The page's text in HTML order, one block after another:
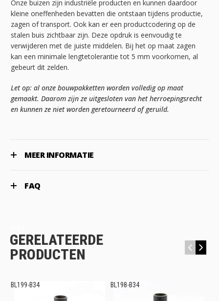
Onze buizen zijn industriële producten en kunnen daardoor
kleine oneffenheden bevatten die ontstaan tijdens productie,
zagen of transport. Ook kan er een productcodering op de
stalen buis zichtbaar zijn. Deze opdruk is eenvoudig te
verwijderen met de juiste middelen. Bij het op maat zagen
kan een minimale lengtetolerantie tot 5 mm voorkomen, al
gebeurt dit zelden.
Let op: al onze bouwpakketten worden volledig op maat
gemaakt. Daarom zijn ze uitgesloten van het herroepingsrecht
en kunnen ze niet worden geretourneerd of geruild.
MEER INFORMATIE
FAQ
GERELATEERDE
PRODUCTEN
‹ ›
BL199-B34 BL198-B34